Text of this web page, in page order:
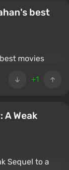
best
+1
A Weak